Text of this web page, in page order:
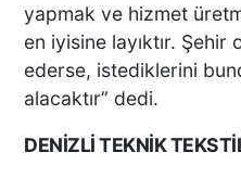
yapmak ve hizmet
en iyisine layıktır.
ederse, istediklerini
alacaktır” dedi.
DENİZLİ TEKNİK